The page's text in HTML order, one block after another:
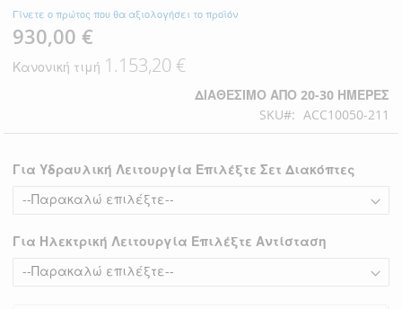
Γίνετε ο πρώτος που θα αξιολογήσει το προϊόν
Ειδική
930,00 €
Κανονική τιμή 1.153,20 €
ΔΙΑΘΈΣΙΜΟ ΑΠΌ 20-30 ΗΜΈΡΕΣ
SKU
ACC10050-211
Για Υδραυλική Λειτουργία Επιλέξτε Σετ Διακόπτες
Για Ηλεκτρική Λειτουργία Επιλέξτε Αντίσταση